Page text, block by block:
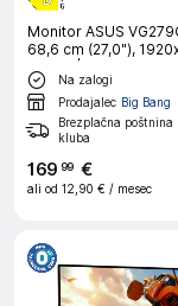
Monitor ASUS
68,6 cm (27,0"),
180Hz | Gaming
Na zalogi
Prodajalec Big Bang
Brezplačna poštnina
kluba
169 99 €
ali od 12,90 € / mesec